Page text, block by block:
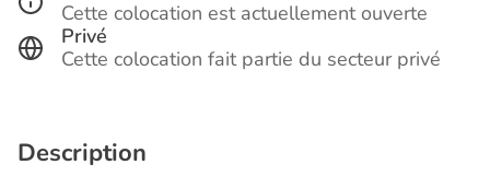
Cette colocation est actuellement ouverte
Privé
Cette colocation fait partie du secteur privé
Description